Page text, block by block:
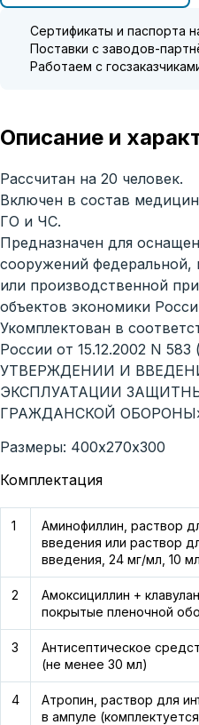
Сертификаты и паспорта
Поставки с заводов-
Работаем с
Описание и
Рассчитан на 20 человек.
Включен в состав
ГО и ЧС.
Предназначен для
сооружений федеральной,
или производственной
объектов экономики
Укомплектован в
России от 15.12.2002 N 583
УТВЕРЖДЕНИИ И
ЭКСПЛУАТАЦИИ
ГРАЖДАНСКОЙ
Размеры: 400х270х300
Комплектация
1
Аминофиллин, раствор
введения или раствор
введения, 24 мг/мл, 10
2
Амоксициллин +
покрытые пленочной
3
Антисептическое
(не менее 30 мл)
4
Атропин, раствор для
в ампуле